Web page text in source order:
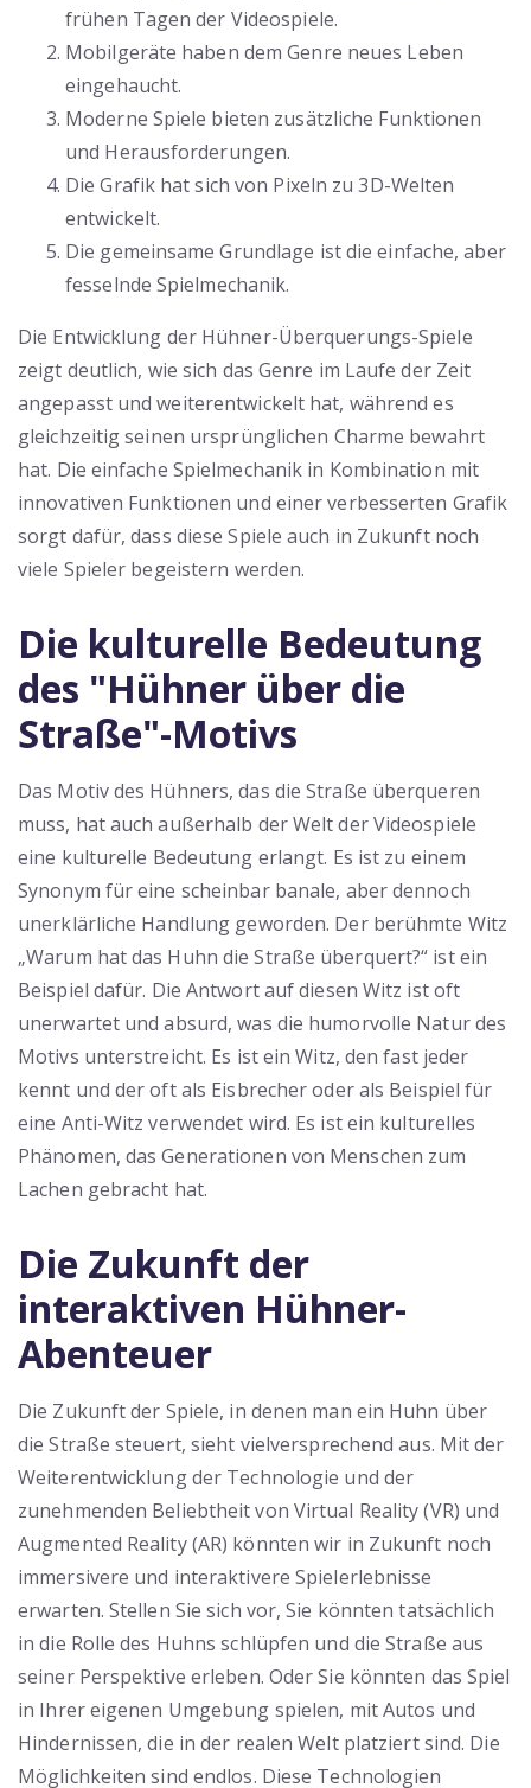
frühen Tagen der Videospiele.
Mobilgeräte haben dem Genre neues Leben
eingehaucht.
Moderne Spiele bieten zusätzliche Funktionen
und Herausforderungen.
Die Grafik hat sich von Pixeln zu 3D-Welten
entwickelt.
Die gemeinsame Grundlage ist die einfache, aber
fesselnde Spielmechanik.
Die Entwicklung der Hühner-Überquerungs-Spiele
zeigt deutlich, wie sich das Genre im Laufe der Zeit
angepasst und weiterentwickelt hat, während es
gleichzeitig seinen ursprünglichen Charme bewahrt
hat. Die einfache Spielmechanik in Kombination mit
innovativen Funktionen und einer verbesserten Grafik
sorgt dafür, dass diese Spiele auch in Zukunft noch
viele Spieler begeistern werden.
Die kulturelle Bedeutung
des "Hühner über die
Straße"-Motivs
Das Motiv des Hühners, das die Straße überqueren
muss, hat auch außerhalb der Welt der Videospiele
eine kulturelle Bedeutung erlangt. Es ist zu einem
Synonym für eine scheinbar banale, aber dennoch
unerklärliche Handlung geworden. Der berühmte Witz
„Warum hat das Huhn die Straße überquert?“ ist ein
Beispiel dafür. Die Antwort auf diesen Witz ist oft
unerwartet und absurd, was die humorvolle Natur des
Motivs unterstreicht. Es ist ein Witz, den fast jeder
kennt und der oft als Eisbrecher oder als Beispiel für
eine Anti-Witz verwendet wird. Es ist ein kulturelles
Phänomen, das Generationen von Menschen zum
Lachen gebracht hat.
Die Zukunft der
interaktiven Hühner-
Abenteuer
Die Zukunft der Spiele, in denen man ein Huhn über
die Straße steuert, sieht vielversprechend aus. Mit der
Weiterentwicklung der Technologie und der
zunehmenden Beliebtheit von Virtual Reality (VR) und
Augmented Reality (AR) könnten wir in Zukunft noch
immersivere und interaktivere Spielerlebnisse
erwarten. Stellen Sie sich vor, Sie könnten tatsächlich
in die Rolle des Huhns schlüpfen und die Straße aus
seiner Perspektive erleben. Oder Sie könnten das Spiel
in Ihrer eigenen Umgebung spielen, mit Autos und
Hindernissen, die in der realen Welt platziert sind. Die
Möglichkeiten sind endlos. Diese Technologien